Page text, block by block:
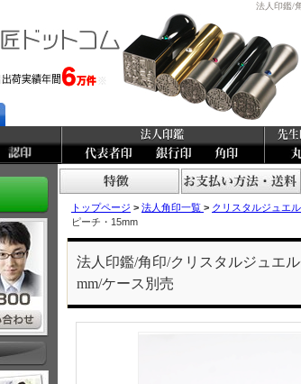
法人印鑑/
トップページ > 法人角印一覧 > クリスタルジュエ
ピーチ・15mm
法人印鑑/角印/クリスタルジュエ
mm/ケース別売